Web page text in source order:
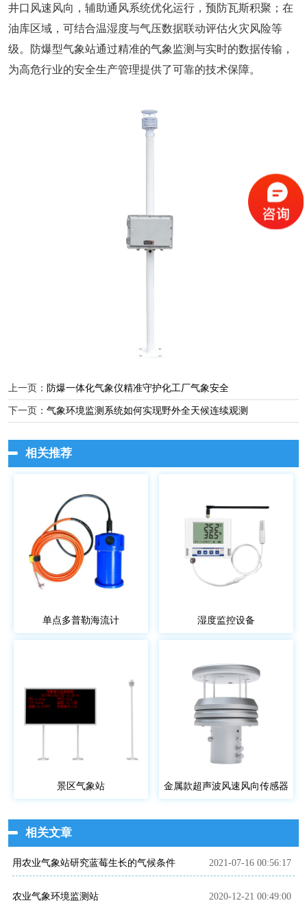
井口风速风向，辅助通风系统优化运行，预防瓦斯积聚；在
油库区域，可结合温湿度与气压数据联动评估火灾风险等
级。防爆型气象站通过精准的气象监测与实时的数据传输，
为高危行业的安全生产管理提供了可靠的技术保障。
上一页： 防爆一体化气象仪精准守护化工厂气象安全
下一页： 气象环境监测系统如何实现野外全天候连续观测
相关推荐
单点多普勒海流计 湿度监控设备
景区气象站 金属款超声波风速风向传感器
相关文章
用农业气象站研究蓝莓生长的气候条件 2021-07-16 00:56:17
农业气象环境监测站 2020-12-21 00:49:00